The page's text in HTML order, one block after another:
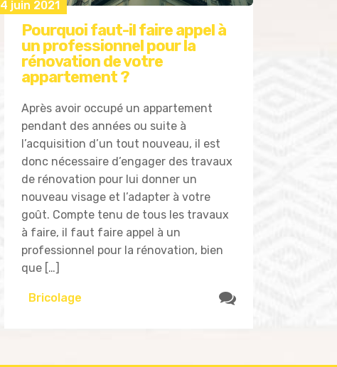
4 juin 2021
Pourquoi faut-il faire appel à
un professionnel pour la
rénovation de votre
appartement ?
Après avoir occupé un appartement
pendant des années ou suite à
l’acquisition d’un tout nouveau, il est
donc nécessaire d’engager des travaux
de rénovation pour lui donner un
nouveau visage et l’adapter à votre
goût. Compte tenu de tous les travaux
à faire, il faut faire appel à un
professionnel pour la rénovation, bien
que […]
Bricolage